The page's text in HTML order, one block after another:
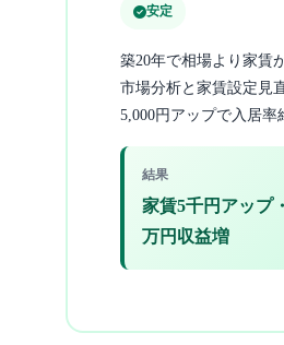
安定
築20年で相場より家賃
市場分析と家賃設定見
5,000円アップで入居率
結果
家賃5千円アップ
万円収益増